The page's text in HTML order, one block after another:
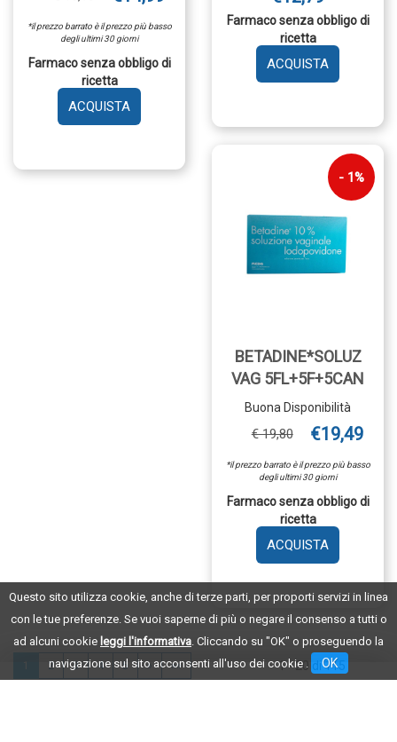
Questo sito utilizza cookie, anche di terze parti, per proporti servizi in linea
con le tue preferenze. Se vuoi saperne di più o negare il consenso a tutti o
ad alcuni cookie leggi l'informativa . Cliccando su "OK" o proseguendo la
navigazione sul sito acconsenti all'uso dei cookie .
OK
*il prezzo barrato è il prezzo più basso
degli ultimi 30 giorni
Farmaco senza obbligo di
ricetta
AGGIUNGI BETADINE*SOL
CUT
Farmaco senza obbligo di
ricetta
AGGIUNGI
VAG
BETADINE*SOLUZ
VAG 5FL+5F+5CAN
Buona Disponibilità
1%
€ 19,80 €19,49
*il prezzo barrato è il prezzo più basso
degli ultimi 30 giorni
Farmaco senza obbligo di
ricetta
AGGIUNGI
VAG
CARRELLO
2 3 4 5 » »» 1 - 20 di 115